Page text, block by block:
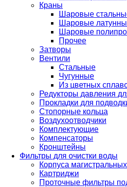
Краны
Шаровые
Шаровые
Шаровые
Прочее
Затворы
Вентили
Стальные
Чугунные
Из цветных
Редукторы давления
Прокладки для
Стопорные кольца
Воздухоотводчики
Комплектующие
Компенсаторы
Кронштейны
Фильтры для очистки воды
Корпуса
Картриджи
Проточные фильтры